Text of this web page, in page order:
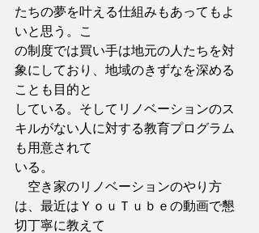
たちの夢を叶える仕組みもあってもよ
いと思う。こ
の制度では買い手は地元の人たちを対
象にしており、地域のきずなを深める
ことも目的と
している。そしてリノベーションのス
キルがない人に対する教育プログラム
も用意されて
いる。
空き家のリノベーションのやり方
は、最近はＹｏｕＴｕｂｅの動画で懇
切丁寧に教えて